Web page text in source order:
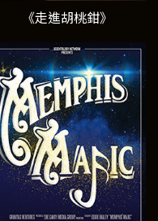
《走進胡桃鉗》